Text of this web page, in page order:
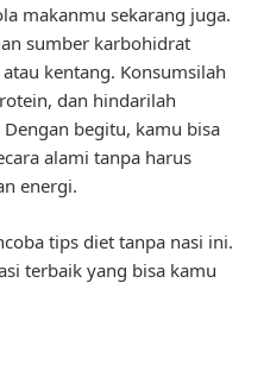
makanmu sekarang juga.
sumber karbohidrat
kentang. Konsumsilah
dan hindarilah
begitu, kamu bisa
alami tanpa harus
energi.
tips diet tanpa nasi ini.
terbaik yang bisa kamu